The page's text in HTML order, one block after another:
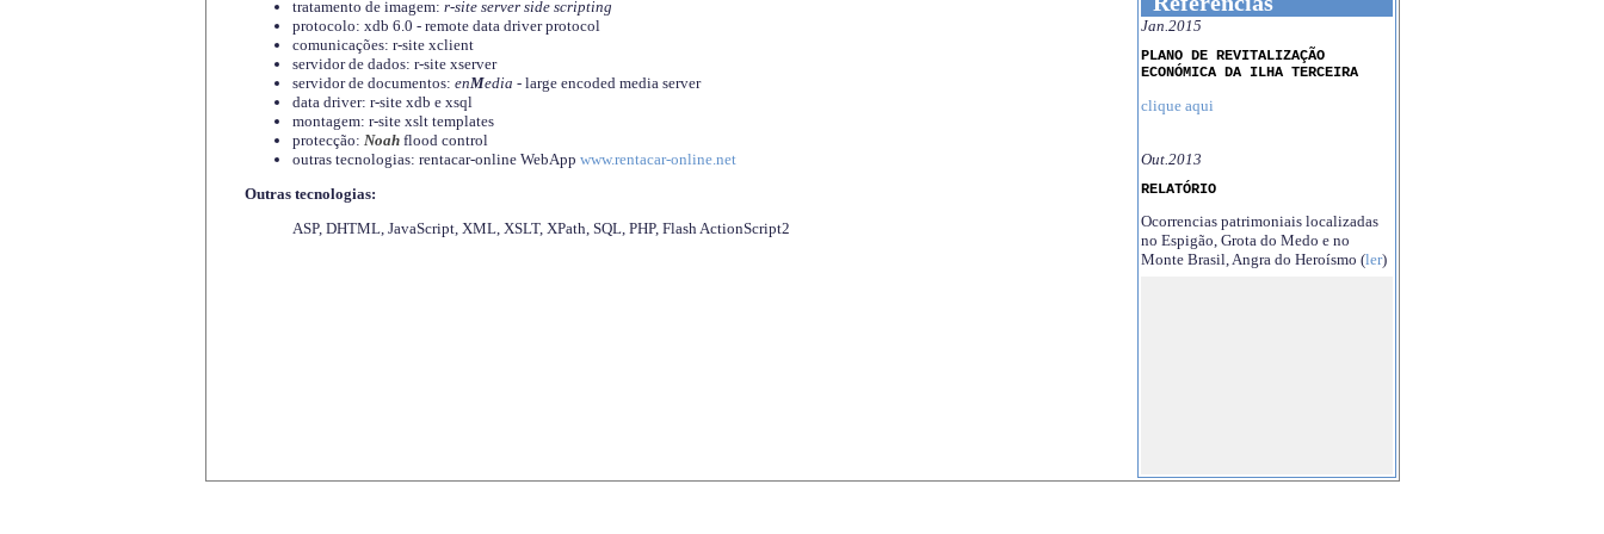
tratamento de imagem: r-site server side scripting
protocolo: xdb 6.0 - remote data driver protocol
comunicações: r-site xclient
servidor de dados: r-site xserver
servidor de documentos: enMedia - large encoded media server
data driver: r-site xdb e xsql
montagem: r-site xslt templates
protecção: Noahflood control
outras tecnologias: rentacar-online WebApp www.rentacar-online.net
Outras tecnologias:
ASP, DHTML, JavaScript, XML, XSLT, XPath, SQL, PHP, Flash ActionScript2
Jan.2015
PLANO DE REVITALIZAÇÃO
ECONÓMICA DA ILHA TERCEIRA
clique aqui
Out.2013
RELATÓRIO
Ocorrencias patrimoniais localizadas
no Espigão, Grota do Medo e no
Monte Brasil, Angra do Heroísmo (ler)